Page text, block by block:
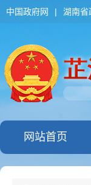
中国政府网 | 湖南省
网站首页